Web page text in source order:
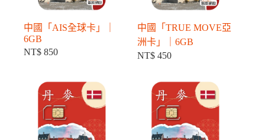
中國「AIS全球卡」｜
6GB
NT$ 850
中國「TRUE MOVE亞
洲卡」｜6GB
NT$ 450